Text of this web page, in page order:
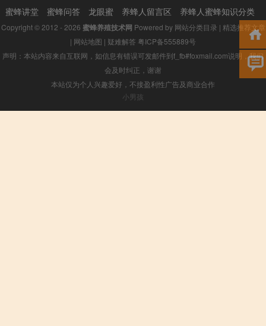
蜜蜂讲堂
蜜蜂问答 龙眼蜜 养蜂人留言区 养蜂人蜜蜂知识分类
Copyright © 2012 - 2026 蜜蜂养殖技术网 Powered by 网站分类目录 | 精选推荐文章
| 网站地图 | 疑难解答 粤ICP备555889号
声明：本站内容来自互联网，如信息有错误可发邮件到f_fb#foxmail.com说明，我们
会及时纠正，谢谢
本站仅为个人兴趣爱好，不接盈利性广告及商业合作
小男孩